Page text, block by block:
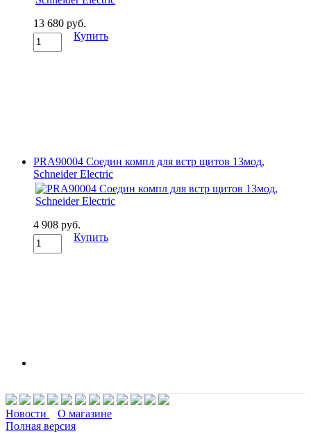
13 680 руб.
Купить
PRA90004 Соедин компл для встр щитов 13мод,
Schneider Electric
4 908 руб.
Купить
Новости
О магазине
Полная версия